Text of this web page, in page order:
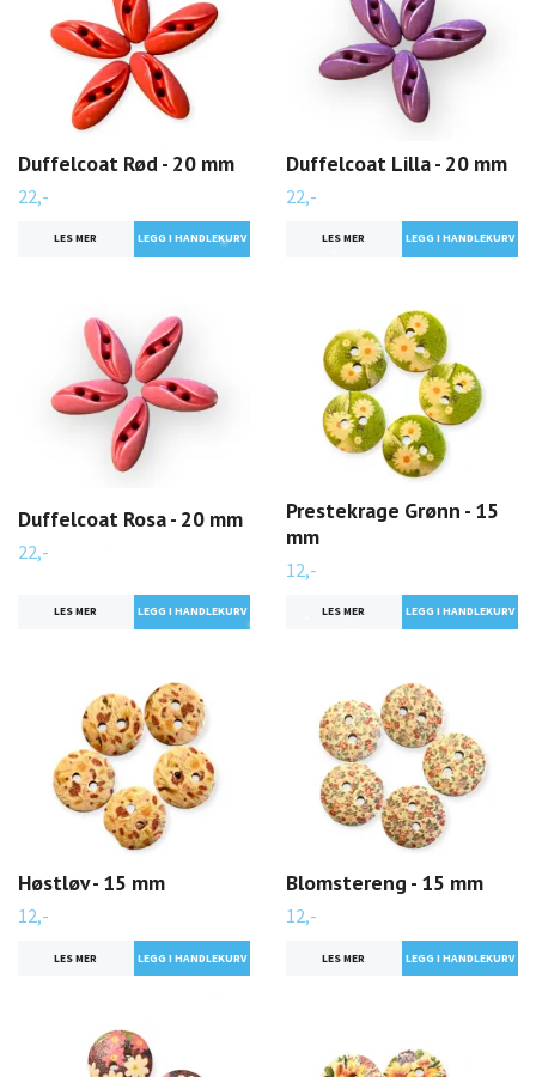
Duffelcoat Rød - 20 mm
22,-
LES MER
Duffelcoat Lilla - 20 mm
22,-
LES MER
Duffelcoat Rosa - 20 mm
22,-
LES MER
Prestekrage Grønn - 15
mm
12,-
LES MER
Høstløv - 15 mm
12,-
LES MER
Blomstereng - 15 mm
12,-
LES MER